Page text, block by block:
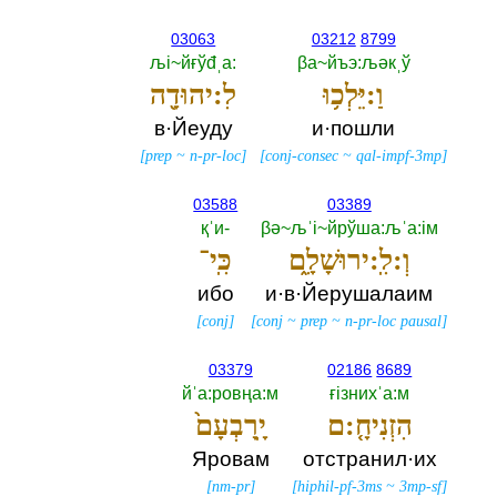
03212 8799
βа~йъэ:љәкˌў
וַ:יֵּלְכ֥וּ
и·пошли
[conj-consec ~qal-impf-3mp]
03063
љi~йғўđˌа:‎
לִ:יהוּדָ֖ה
в·Йеуду
[prep ~n-pr-loc]
03389
βә~љˈi~йрўша:љˈа:iм
וְ:לִֽ:ירוּשָׁלִָ֑ם
и·в·Йерушалаим
[conj ~prep ~n-pr-loc pausal]
03588
қˈи-‎
כִּֽי־
ибо
[conj]
02186 8689
ғiзнихˈа:м
הִזְנִיחָ֤:ם
отстранил·их
[hiphil-pf-3ms ~3mp-sf]
03379
йˈа:ровңа:м
יָֽרָבְעָם֙
Яровам
[nm-pr]